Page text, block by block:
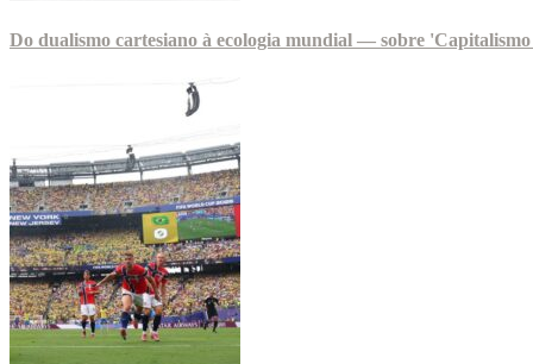
Do dualismo cartesiano à ecologia mundial — sobre